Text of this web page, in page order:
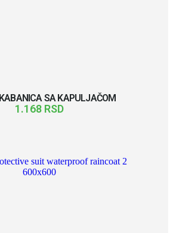
SA KAPULJAČOM
1.168 RSD